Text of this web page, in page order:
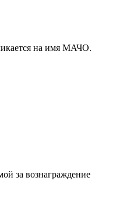
на имя МАЧО.
за вознаграждение